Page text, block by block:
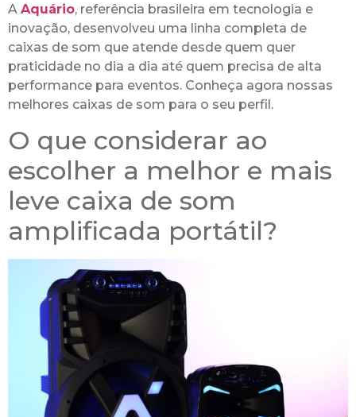
A Aquário, referência brasileira em tecnologia e
inovação, desenvolveu uma linha completa de
caixas de som que atende desde quem quer
praticidade no dia a dia até quem precisa de alta
performance para eventos. Conheça agora nossas
melhores caixas de som para o seu perfil.
O que considerar ao
escolher a melhor e mais
leve caixa de som
amplificada portátil?